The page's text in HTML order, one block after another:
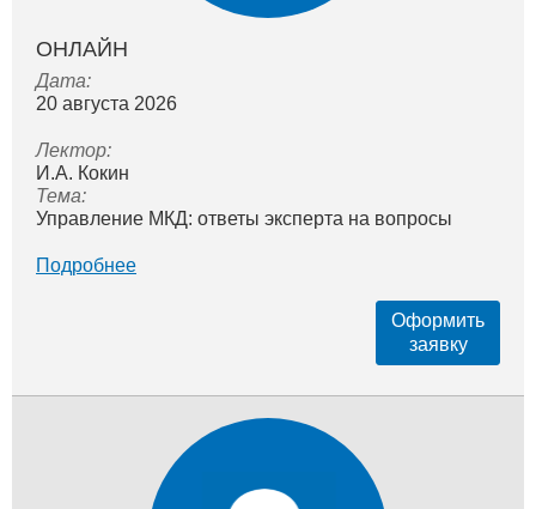
ОНЛАЙН
Дата:
20 августа 2026
Лектор:
И.А. Кокин
Тема:
Управление МКД: ответы эксперта на вопросы
Подробнее
Оформить
заявку